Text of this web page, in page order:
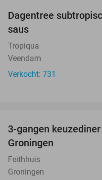
Dagentree
saus
Tropiqua
Veendam
Verkocht: 731
3-gangen
Groningen
Feithhuis
Groningen